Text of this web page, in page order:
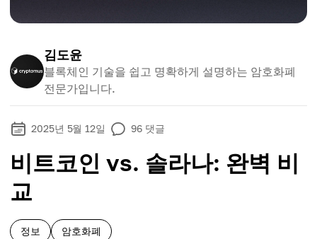
김도윤
블록체인 기술을 쉽고 명확하게 설명하는 암호화폐
전문가입니다.
2025년 5월 12일 96 댓글
비트코인 vs. 솔라나: 완벽 비
교
정보 암호화폐